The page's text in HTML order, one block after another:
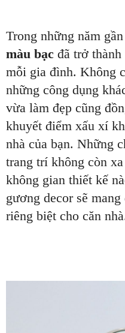
Trong những năm
màu bạc đã trở
mỗi gia đình. Không
những công dụng
vừa làm đẹp cũng
khuyết điểm xấu xí
nhà của bạn. Những
trang trí không còn
không gian thiết kế
gương decor sẽ
riêng biệt cho căn